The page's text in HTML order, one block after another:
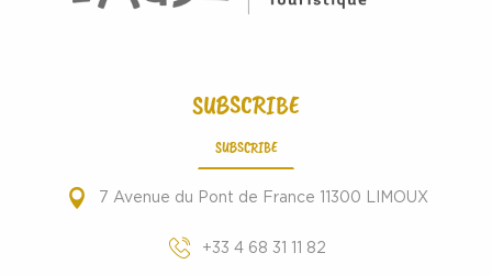
SUBSCRIBE
SUBSCRIBE
7 Avenue du Pont de France 11300 LIMOUX
+33 4 68 31 11 82